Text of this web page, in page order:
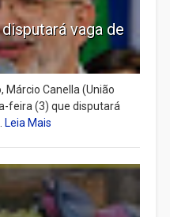
vaga de
Márcio Canella (União
feira (3) que disputará
Leia Mais